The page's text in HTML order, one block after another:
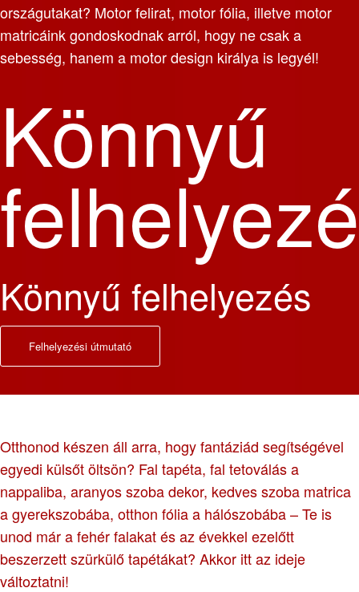
országutakat? Motor felirat, motor fólia, illetve motor
matricáink gondoskodnak arról, hogy ne csak a
sebesség, hanem a motor design királya is legyél!
Könnyű
Könnyű felhelyezés
Felhelyezési útmutató
Otthonod készen áll arra, hogy fantáziád segítségével
egyedi külsőt öltsön? Fal tapéta, fal tetoválás a
nappaliba, aranyos szoba dekor, kedves szoba matrica
a gyerekszobába, otthon fólia a hálószobába – Te is
unod már a fehér falakat és az évekkel ezelőtt
beszerzett szürkülő tapétákat? Akkor itt az ideje
változtatni!